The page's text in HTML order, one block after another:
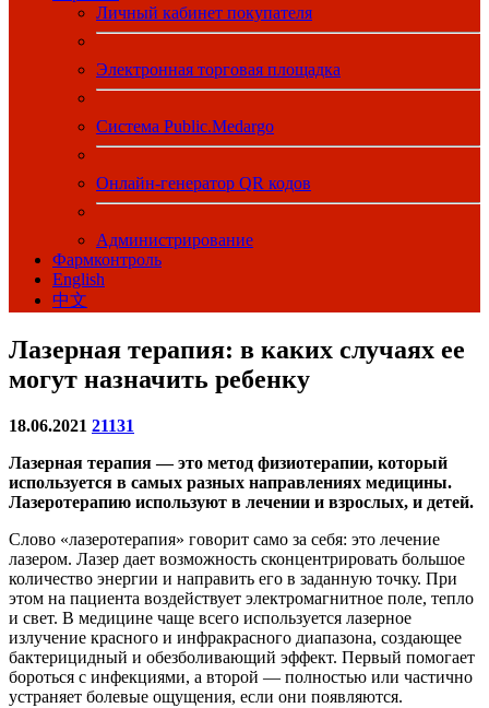
Личный кабинет покупателя
Электронная торговая площадка
Система Public.Medargo
Онлайн-генератор QR кодов
Администрирование
Фармконтроль
English
中文
Лазерная терапия: в каких случаях ее
могут назначить ребенку
18.06.2021 21131
Лазерная терапия — это метод физиотерапии, который
используется в самых разных направлениях медицины.
Лазеротерапию используют в лечении и взрослых, и детей.
Слово «лазеротерапия» говорит само за себя: это лечение
лазером. Лазер дает возможность сконцентрировать большое
количество энергии и направить его в заданную точку. При
этом на пациента воздействует электромагнитное поле, тепло
и свет. В медицине чаще всего используется лазерное
излучение красного и инфракрасного диапазона, создающее
бактерицидный и обезболивающий эффект. Первый помогает
бороться с инфекциями, а второй — полностью или частично
устраняет болевые ощущения, если они появляются.